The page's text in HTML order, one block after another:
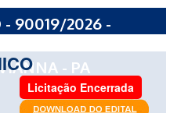
- 90019/2026 -
- PA
Licitação Encerrada